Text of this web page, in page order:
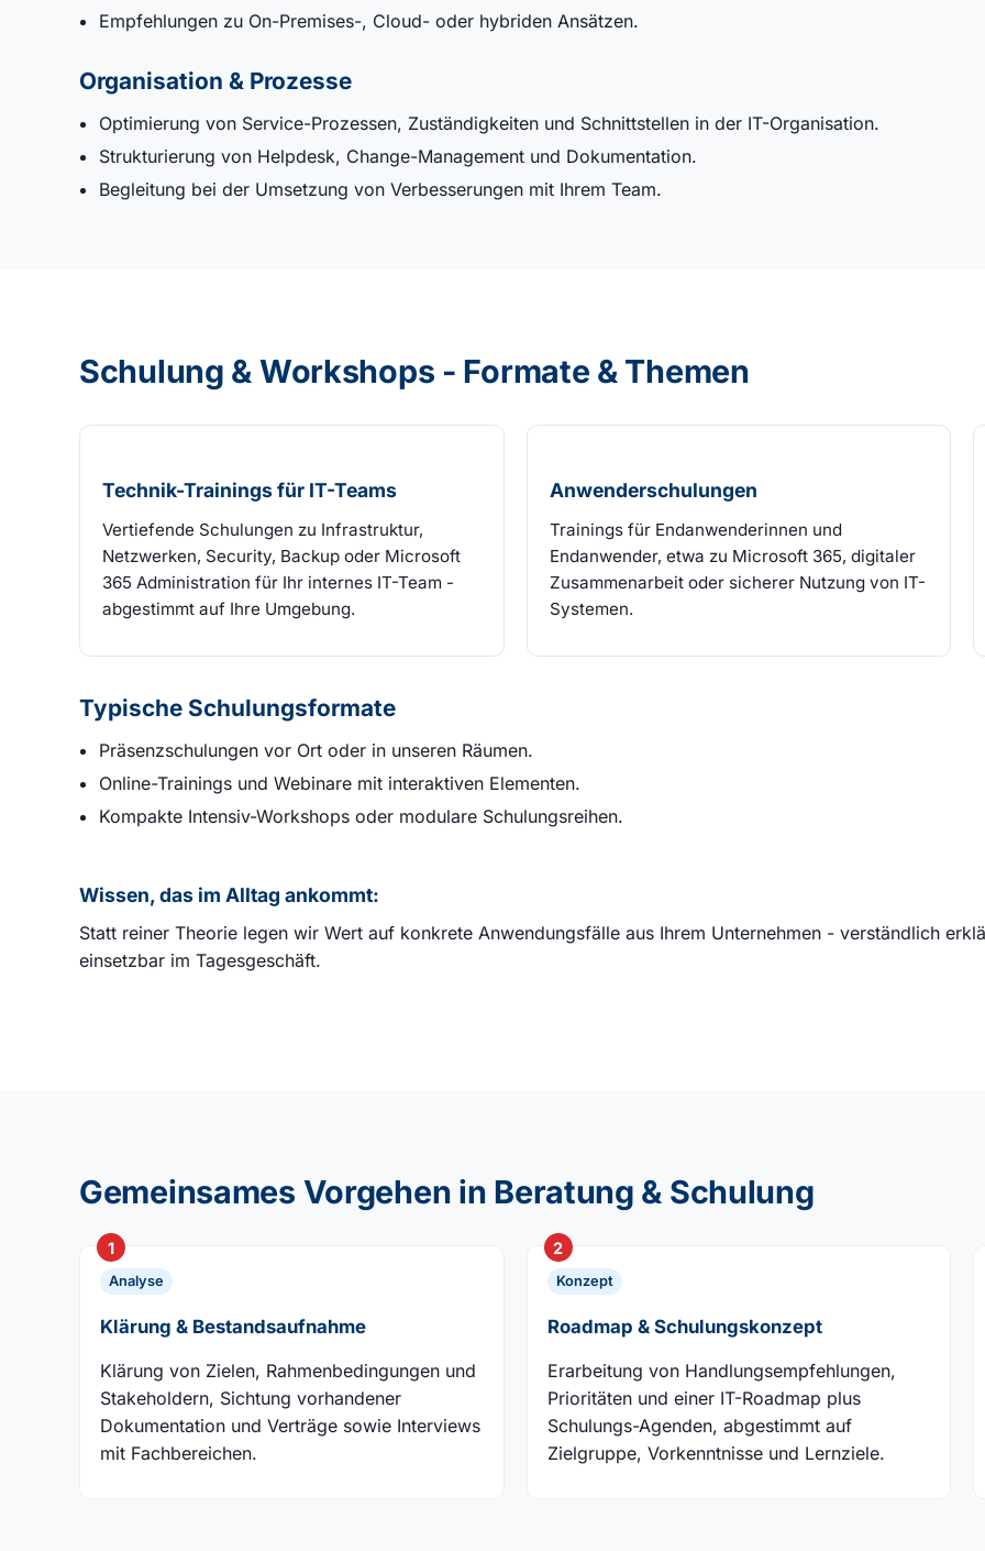
Empfehlungen zu On-Premises-, Cloud- oder hybriden Ansätzen.
Organisation & Prozesse
Optimierung von Service-Prozessen, Zuständigkeiten und Schnittstellen in der IT-Organisation.
Strukturierung von Helpdesk, Change-Management und Dokumentation.
Begleitung bei der Umsetzung von Verbesserungen mit Ihrem Team.
Schulung & Workshops - Formate & Themen
Technik-Trainings für IT-Teams
Vertiefende Schulungen zu Infrastruktur,
Netzwerken, Security, Backup oder Microsoft
365 Administration für Ihr internes IT-Team -
abgestimmt auf Ihre Umgebung.
Anwenderschulungen
Trainings für Endanwenderinnen und
Endanwender, etwa zu Microsoft 365, digitaler
Zusammenarbeit oder sicherer Nutzung von IT-
Systemen.
Typische Schulungsformate
Präsenzschulungen vor Ort oder in unseren Räumen.
Online-Trainings und Webinare mit interaktiven Elementen.
Kompakte Intensiv-Workshops oder modulare Schulungsreihen.
Wissen, das im Alltag ankommt:
Statt reiner Theorie legen wir Wert auf konkrete Anwendungsfälle aus Ihrem Unternehmen - verständlich
einsetzbar im Tagesgeschäft.
Gemeinsames Vorgehen in Beratung & Schulung
1
Analyse
Klärung & Bestandsaufnahme
Klärung von Zielen, Rahmenbedingungen und
Stakeholdern, Sichtung vorhandener
Dokumentation und Verträge sowie Interviews
mit Fachbereichen.
2
Konzept
Roadmap & Schulungskonzept
Erarbeitung von Handlungsempfehlungen,
Prioritäten und einer IT-Roadmap plus
Schulungs-Agenden, abgestimmt auf
Zielgruppe, Vorkenntnisse und Lernziele.